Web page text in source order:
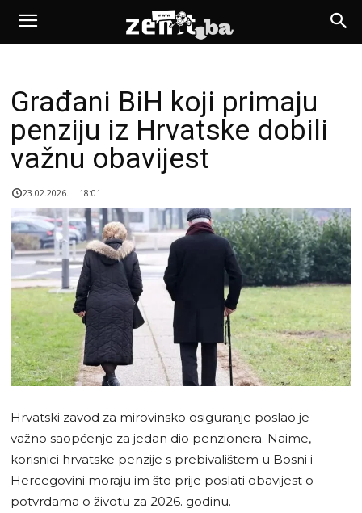
Građani BiH koji primaju
penziju iz Hrvatske dobili
važnu obavijest
23.02.2026. | 18:01
Hrvatski zavod za mirovinsko osiguranje poslao je
važno saopćenje za jedan dio penzionera. Naime,
korisnici hrvatske penzije s prebivalištem u Bosni i
Hercegovini moraju im što prije poslati obavijest o
potvrdama o životu za 2026. godinu.